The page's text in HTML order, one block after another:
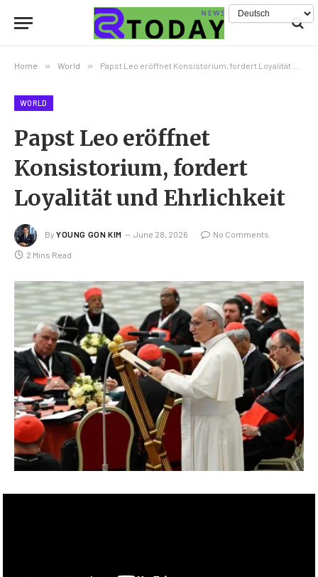
Home » World » Papst Leo eröffnet Konsistorium, fordert Loyalität und Ehrlichkeit
WORLD
Papst Leo eröffnet
Konsistorium, fordert
Loyalität und Ehrlichkeit
By YOUNG GON KIM June 28, 2026 No Comments
2 Mins Read